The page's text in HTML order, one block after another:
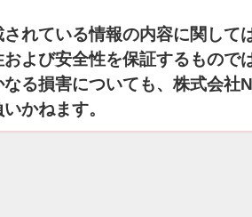
れている情報の内容に関して
よび安全性を保証するもので
る損害についても、株式会社
かねます。